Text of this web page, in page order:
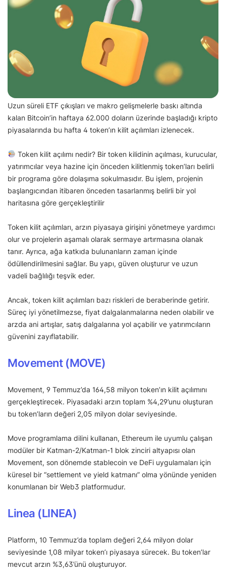
Uzun süreli ETF çıkışları ve makro gelişmelerle baskı altında
kalan Bitcoin’in haftaya 62.000 doların üzerinde başladığı kripto
piyasalarında bu hafta 4 token’ın kilit açılımları izlenecek.
Token kilit açılımı nedir? Bir token kilidinin açılması, kurucular,
yatırımcılar veya hazine için önceden kilitlenmiş token’ları belirli
bir programa göre dolaşıma sokulmasıdır. Bu işlem, projenin
başlangıcından itibaren önceden tasarlanmış belirli bir yol
haritasına göre gerçekleştirilir
Token kilit açılımları, arzın piyasaya girişini yönetmeye yardımcı
olur ve projelerin aşamalı olarak sermaye artırmasına olanak
tanır. Ayrıca, ağa katkıda bulunanların zaman içinde
ödüllendirilmesini sağlar. Bu yapı, güven oluşturur ve uzun
vadeli bağlılığı teşvik eder.
Ancak, token kilit açılımları bazı riskleri de beraberinde getirir.
Süreç iyi yönetilmezse, fiyat dalgalanmalarına neden olabilir ve
arzda ani artışlar, satış dalgalarına yol açabilir ve yatırımcıların
güvenini zayıflatabilir.
Movement (MOVE)
Movement, 9 Temmuz’da 164,58 milyon token’ın kilit açılımını
gerçekleştirecek. Piyasadaki arzın toplam %4,29’unu oluşturan
bu token’ların değeri 2,05 milyon dolar seviyesinde.
Move programlama dilini kullanan, Ethereum ile uyumlu çalışan
modüler bir Katman-2/Katman-1 blok zinciri altyapısı olan
Movement, son dönemde stablecoin ve DeFi uygulamaları için
küresel bir “settlement ve yield katmanı” olma yönünde yeniden
konumlanan bir Web3 platformudur.
Linea (LINEA)
Platform, 10 Temmuz’da toplam değeri 2,64 milyon dolar
seviyesinde 1,08 milyar token’ı piyasaya sürecek. Bu token’lar
mevcut arzın %3,63’ünü oluşturuyor.